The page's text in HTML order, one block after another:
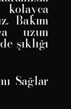
Bakım
uzun
şıklığı
Sağlar